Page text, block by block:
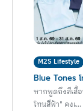
M2S Lifestyle
Blue Tones
หากพูดถึงสีเสื้
โทนสีฟ้า" คงเ...